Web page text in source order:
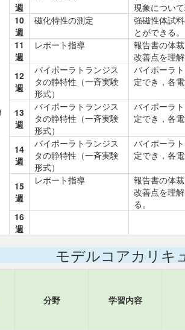
週
現象につい
10
週
磁化特性の測定
強磁性体試
とができる。
11
週
レポート指導
報告書の体
改善点を理
12
週
バイポーラトランジス
タの静特性（一斉実験
形式）
バイポーラ
定でき，各
13
週
バイポーラトランジス
タの静特性（一斉実験
形式）
バイポーラ
定でき，各
14
週
バイポーラトランジス
タの静特性（一斉実験
形式）
バイポーラ
定でき，各
15
週
レポート指導
報告書の体
改善点を理
る。
16
週
モデルコアカリキ
分野 学習内容